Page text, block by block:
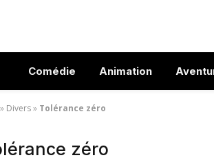
Comédie Animation
» Divers» Tolérance zéro
zéro